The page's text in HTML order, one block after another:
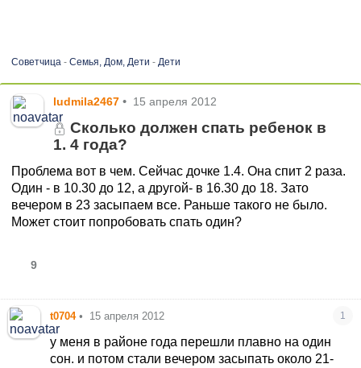
Советчица- Семья, Дом, Дети - Дети
ludmila2467 • 15 апреля 2012
Сколько должен спать ребенок в
1. 4 года?
Проблема вот в чем. Сейчас дочке 1.4. Она спит 2 раза.
Один - в 10.30 до 12, а другой- в 16.30 до 18. Зато
вечером в 23 засыпаем все. Раньше такого не было.
Может стоит попробовать спать один?
9
t0704 • 15 апреля 2012 1
у меня в районе года перешли плавно на один
сон. и потом стали вечером засыпать около 21-